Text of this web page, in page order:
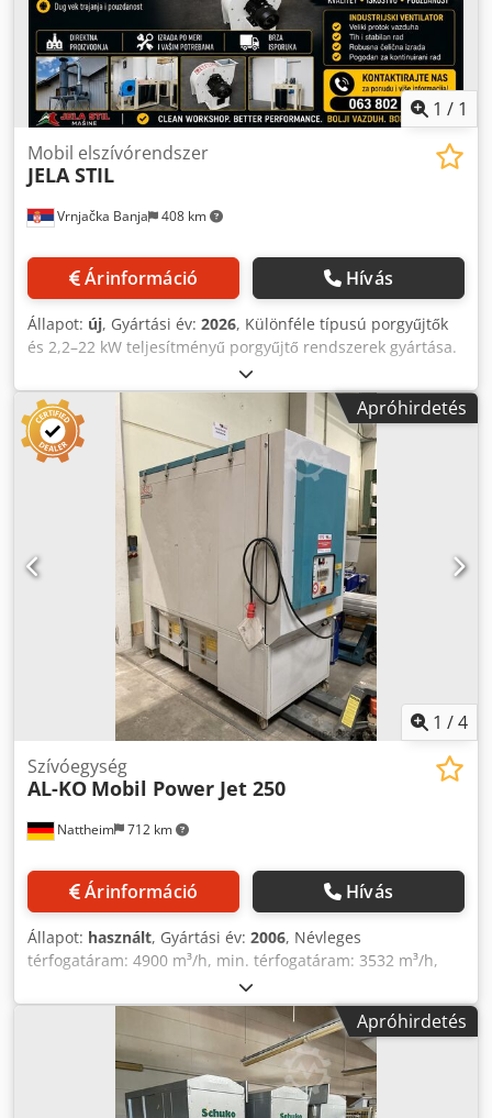
1 / 1
Vrnjačka Banja 408 km
Mobil elszívórendszer
JELA STIL
Árinformáció Hívás
Állapot: új, Gyártási év: 2026, Különféle típusú porgyűjtők
és 2,2–22 kW teljesítményű porgyűjtő rendszerek gyártása.
Apróhirdetés
1 /4
Nattheim 712 km
Szívóegység
AL-KO Mobil Power Jet 250
Árinformáció Hívás
Állapot: használt, Gyártási év: 2006, Névleges
térfogatáram: 4900 m³/h, min. térfogatáram: 3532 m³/h,
szívócsonk: 250 mm, túlnyomás min. áramlásnál: 2740 Pa,
levegőcsatlakozás nyomása: 8,5 bar, motor: 6,5 kW.
Raktárhely: Nattheim. Dcjdpfx Aozl Tdweklek Apróhirdetés